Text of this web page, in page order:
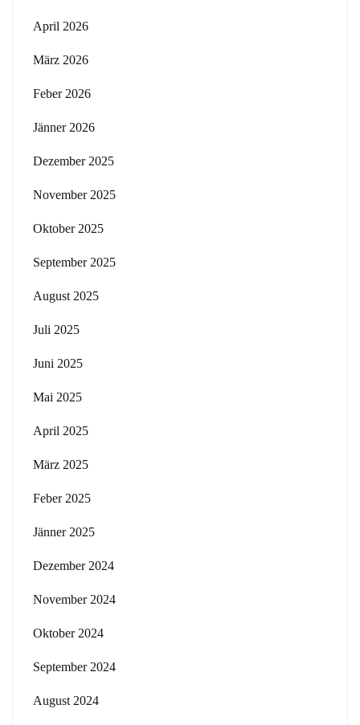
April 2026
März 2026
Feber 2026
Jänner 2026
Dezember 2025
November 2025
Oktober 2025
September 2025
August 2025
Juli 2025
Juni 2025
Mai 2025
April 2025
März 2025
Feber 2025
Jänner 2025
Dezember 2024
November 2024
Oktober 2024
September 2024
August 2024